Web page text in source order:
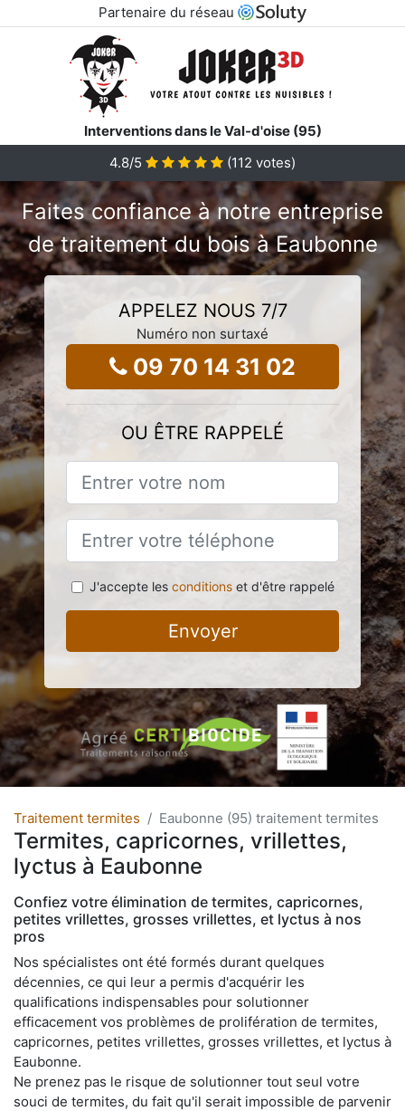
Partenaire du réseau
Interventions dans le Val-d'oise (95)
4.8/5
(112 votes)
Faites confiance à notre entreprise
de traitement du bois à Eaubonne
APPELEZ NOUS 7/7
Numéro non surtaxé
09 70 14 31 02
OU ÊTRE RAPPELÉ
J'accepte les conditionset d'être rappelé
Envoyer
Traitement termites Eaubonne (95) traitement termites
Termites, capricornes, vrillettes,
lyctus à Eaubonne
Confiez votre élimination de termites, capricornes,
petites vrillettes, grosses vrillettes, et lyctus à nos
pros
Nos spécialistes ont été formés durant quelques
décennies, ce qui leur a permis d'acquérir les
qualifications indispensables pour solutionner
efficacement vos problèmes de prolifération de termites,
capricornes, petites vrillettes, grosses vrillettes, et lyctus à
Eaubonne.
Ne prenez pas le risque de solutionner tout seul votre
souci de termites, du fait qu'il serait impossible de parvenir